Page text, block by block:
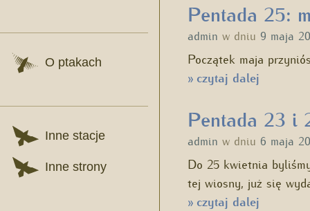
O ptakach
Inne stacje
Inne strony
Pentada 25:
admin w dniu 9 maja
Początek maja
»czytaj dalej
Pentada 23 i
admin w dniu 6 maja
Do 25 kwietnia
tej wiosny, już się
»czytaj dalej